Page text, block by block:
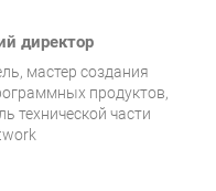
директор
мастер создания
продуктов,
технической части